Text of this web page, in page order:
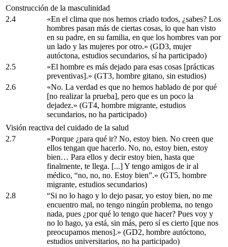
Construcción de la masculinidad
2.4
«En el clima que nos hemos criado todos, ¿sabes? Los
hombres pasan más de ciertas cosas, lo que han visto
en su padre, en su familia, en que los hombres van por
un lado y las mujeres por otro.» (GD3, mujer
autóctona, estudios secundarios, sí ha participado)
2.5
«El hombre es más dejado para esas cosas [prácticas
preventivas].» (GT3, hombre gitano, sin estudios)
2.6
«No. La verdad es que no hemos hablado de por qué
[no realizar la prueba], pero que es un poco la
dejadez.» (GT4, hombre migrante, estudios
secundarios, no ha participado)
Visión reactiva del cuidado de la salud
2.7
«Porque ¿para qué ir? No, estoy bien. No creen que
ellos tengan que hacerlo. No, no, estoy bien, estoy
bien… Para ellos y decir estoy bien, hasta que
finalmente, te llega. [...] Y tengo amigos de ir al
médico, “no, no, no. Estoy bien”.» (GT5, hombre
migrante, estudios secundarios)
2.8
“Si no lo hago y lo dejo pasar, yo estoy bien, no me
encuentro mal, no tengo ningún problema, no tengo
nada, pues ¿por qué lo tengo que hacer? Pues voy y
no lo hago, ya está, sin más, pero sí es cierto [que nos
preocupamos menos].» (GD2, hombre autóctono,
estudios universitarios, no ha participado)